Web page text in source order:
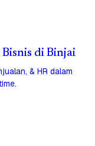
Bisnis di Binjai
& HR dalam